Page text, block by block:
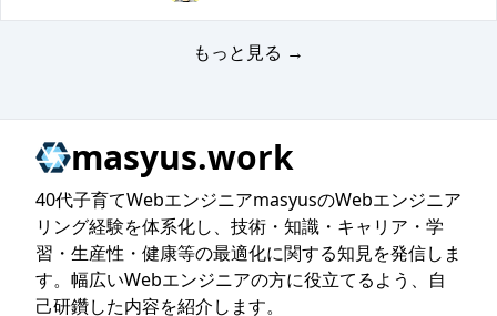
もっと見る →
masyus.work
40代子育てWebエンジニアmasyusのWebエンジニア
リング経験を体系化し、技術・知識・キャリア・学
習・生産性・健康等の最適化に関する知見を発信しま
す。幅広いWebエンジニアの方に役立てるよう、自
己研鑽した内容を紹介します。